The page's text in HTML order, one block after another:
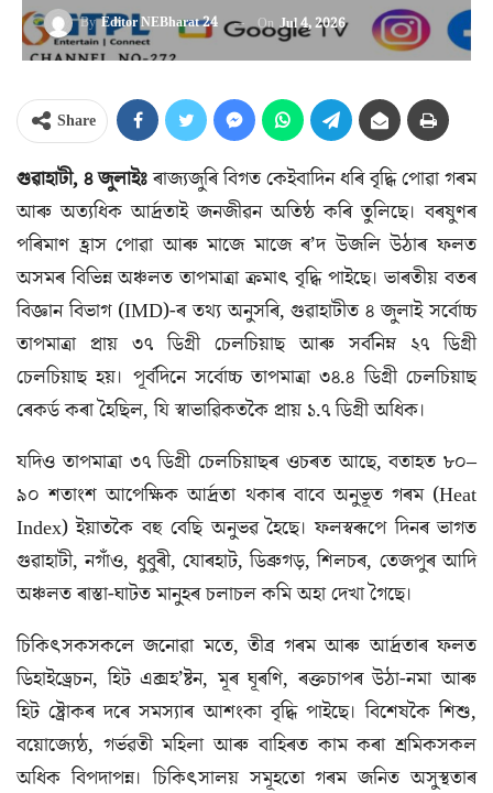
ByEditor NEBharat 24 On Jul 4, 2026
Share
গুৱাহাটী, ৪ জুলাইঃৰাজ্যজুৰি বিগত কেইবাদিন ধৰি বৃদ্ধি পোৱা গৰম
আৰু অত্যধিক আৰ্দ্ৰতাই জনজীৱন অতিষ্ঠ কৰি তুলিছে। বৰষুণৰ
পৰিমাণ হ্ৰাস পোৱা আৰু মাজে মাজে ৰ’দ উজলি উঠাৰ ফলত
অসমৰ বিভিন্ন অঞ্চলত তাপমাত্ৰা ক্ৰমাৎ বৃদ্ধি পাইছে। ভাৰতীয় বতৰ
বিজ্ঞান বিভাগ (IMD)-ৰ তথ্য অনুসৰি, গুৱাহাটীত ৪ জুলাই সৰ্বোচ্চ
তাপমাত্ৰা প্ৰায় ৩৭ ডিগ্ৰী চেলচিয়াছ আৰু সৰ্বনিম্ন ২৭ ডিগ্ৰী
চেলচিয়াছ হয়। পূৰ্বদিনে সৰ্বোচ্চ তাপমাত্ৰা ৩৪.৪ ডিগ্ৰী চেলচিয়াছ
ৰেকৰ্ড কৰা হৈছিল, যি স্বাভাৱিকতকৈ প্ৰায় ১.৭ ডিগ্ৰী অধিক।
যদিও তাপমাত্ৰা ৩৭ ডিগ্ৰী চেলচিয়াছৰ ওচৰত আছে, বতাহত ৮০–
৯০ শতাংশ আপেক্ষিক আৰ্দ্ৰতা থকাৰ বাবে অনুভূত গৰম (Heat
Index) ইয়াতকৈ বহু বেছি অনুভৱ হৈছে। ফলস্বৰূপে দিনৰ ভাগত
গুৱাহাটী, নগাঁও, ধুবুৰী, যোৰহাট, ডিব্ৰুগড়, শিলচৰ, তেজপুৰ আদি
অঞ্চলত ৰাস্তা-ঘাটত মানুহৰ চলাচল কমি অহা দেখা গৈছে।
চিকিৎসকসকলে জনোৱা মতে, তীব্ৰ গৰম আৰু আৰ্দ্ৰতাৰ ফলত
ডিহাইড্ৰেচন, হিট এক্সহ’ষ্টন, মূৰ ঘূৰণি, ৰক্তচাপৰ উঠা-নমা আৰু
হিট ষ্ট্ৰোকৰ দৰে সমস্যাৰ আশংকা বৃদ্ধি পাইছে। বিশেষকৈ শিশু,
বয়োজ্যেষ্ঠ, গৰ্ভৱতী মহিলা আৰু বাহিৰত কাম কৰা শ্ৰমিকসকল
অধিক বিপদাপন্ন। চিকিৎসালয় সমূহতো গৰম জনিত অসুস্থতাৰ